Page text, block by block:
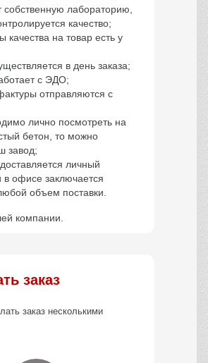
собственную лабораторию,
качество;
качества на товар есть у
в день заказа;
с ЭДО;
отправляются с
лично посмотреть на
бетон, то можно
завод;
личный
офисе заключается
объем поставки.
компании.
заказ
заказ несколькими